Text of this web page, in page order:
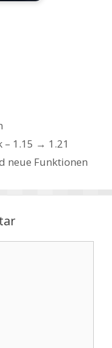
– 1.15 → 1.21
neue Funktionen